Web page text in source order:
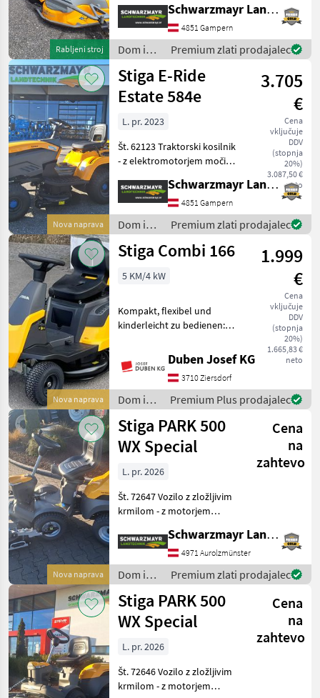
Rabljeni stroj
10, 9 kW - s hidrostatičnim
pogonom - s pogonom na
vsa kolesa - s pravim
zložljivim krmilj
Schwarzmayr Landtechnik GmbH - Gampern
4851 Gampern
Dom in
vrt /
Stiga
Premium zlati prodajalec
Nova naprava
Stiga E-Ride
Estate 584e
3.705
€
Cena
vključuje
DDV
(stopnja
20%)
3.087,50 €
neto
L. pr. 2023
Št. 62123 Traktorski kosilnik
- z elektromotorjem moči 3,
litij-ionsko baterijo 5 A, 40
Ah - z načinom ECO - s
hitrim polnilnikom - s s
Schwarzmayr Landtechnik GmbH - Gampern
4851 Gampern
Dom in
vrt /
Stiga
Premium zlati prodajalec
Nova naprava
Stiga Combi 166
1.999
€
Cena
vključuje
DDV
(stopnja
20%)
1.665,83 €
neto
5 KM/4 kW
Kompakt, flexibel und
kinderleicht zu bedienen:
Aufsitzmäher. Er ist schmal
genug, um leicht durch
enge Gartentore und
Durchgänge zu passen und
Duben Josef KG
3710 Ziersdorf
Dom in
vrt /
Stiga
Premium Plus prodajalec
Nova naprava
Stiga PARK 500
WX Special
Cena
na
zahtevo
L. pr. 2026
Št. 72647 Vozilo z zložljivim
krmilom - z motorjem
prostornino 530 cm³ - z 2
valji - z električnim
zagonom - s hidrostatičnim
pogonom - s pogono
Schwarzmayr Landtechnik GmbH - Aurolzmünster
4971 Aurolzmünster
Dom in
vrt /
Stiga
Premium zlati prodajalec
Stiga PARK 500
WX Special
Cena
na
zahtevo
L. pr. 2026
Št. 72646 Vozilo z zložljivim
krmilom - z motorjem